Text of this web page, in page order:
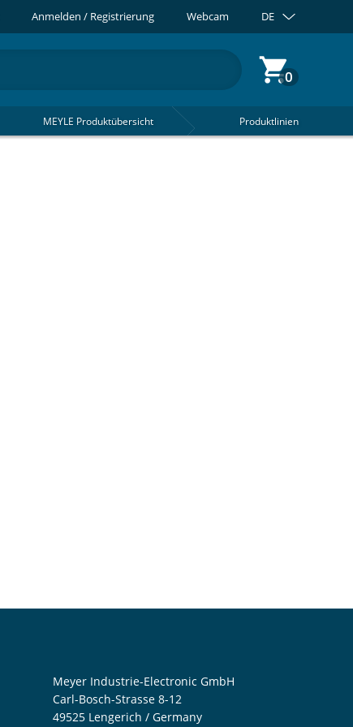
Anmelden / Registrierung Webcam DE
0
Produktlinien
MEYLE Produktübersicht
Meyer Industrie-Electronic GmbH
Carl-Bosch-Strasse 8-12
49525 Lengerich / Germany